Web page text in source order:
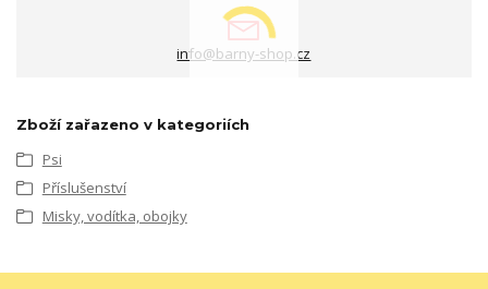
info@barny-shop.cz
Zboží zařazeno v kategoriích
Psi
Příslušenství
Misky, vodítka, obojky